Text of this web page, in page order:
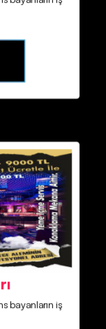
bayanların iş